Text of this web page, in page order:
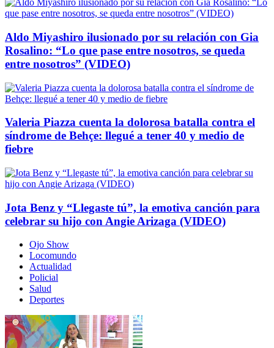
Aldo Miyashiro ilusionado por su relación con Gia
Rosalino: “Lo que pase entre nosotros, se queda
entre nosotros” (VIDEO)
Valeria Piazza cuenta la dolorosa batalla contra el
síndrome de Behçe: llegué a tener 40 y medio de
fiebre
Jota Benz y “Llegaste tú”, la emotiva canción para
celebrar su hijo con Angie Arizaga (VIDEO)
Ojo Show
Locomundo
Actualidad
Policial
Salud
Deportes